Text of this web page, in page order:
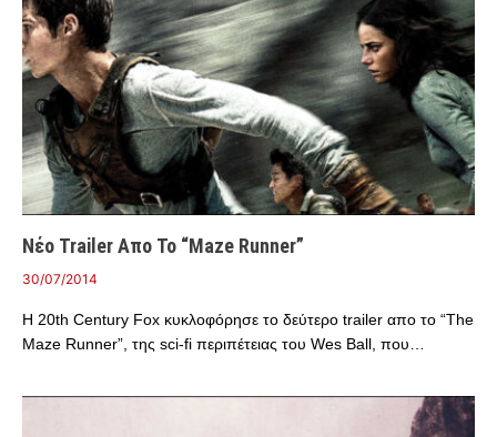
Νέο Trailer Απο Το “Maze Runner”
30/07/2014
Η 20th Century Fox κυκλοφόρησε το δεύτερο trailer απο το “The
Maze Runner”, της sci-fi περιπέτειας του Wes Ball, που…